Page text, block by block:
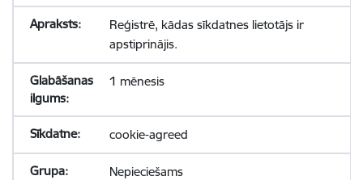
Reģistrē, kādas sīkdatnes lietotājs ir
apstiprinājis.
1 mēnesis
cookie-agreed
Nepieciešams